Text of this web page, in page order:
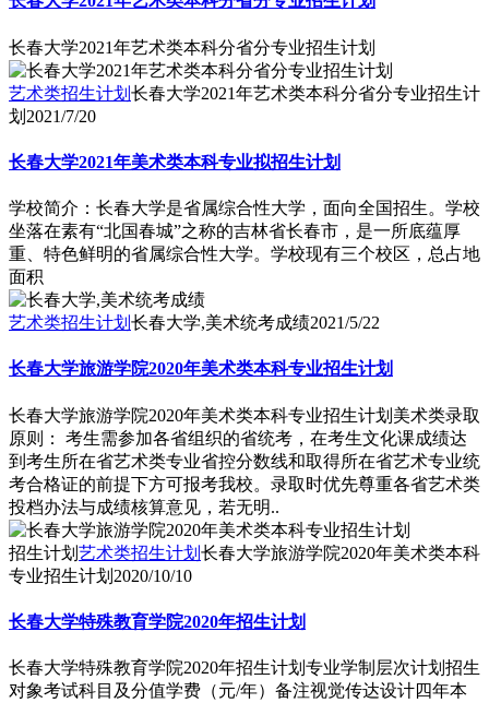
长春大学2021年艺术类本科分省分专业招生计划
艺术类招生计划 长春大学2021年艺术类本科分省分专业招生计
划 2021/7/20
长春大学2021年美术类本科专业拟招生计划
学校简介：长春大学是省属综合性大学，面向全国招生。学校
坐落在素有“北国春城”之称的吉林省长春市，是一所底蕴厚
重、特色鲜明的省属综合性大学。学校现有三个校区，总占地
面积
艺术类招生计划 长春大学,美术统考成绩2021/5/22
长春大学旅游学院2020年美术类本科专业招生计划
长春大学旅游学院2020年美术类本科专业招生计划美术类录取
原则： 考生需参加各省组织的省统考，在考生文化课成绩达
到考生所在省艺术类专业省控分数线和取得所在省艺术专业统
考合格证的前提下方可报考我校。录取时优先尊重各省艺术类
投档办法与成绩核算意见，若无明..
招生计划 艺术类招生计划 长春大学旅游学院2020年美术类本科
专业招生计划 2020/10/10
长春大学特殊教育学院2020年招生计划
长春大学特殊教育学院2020年招生计划专业学制层次计划招生
对象考试科目及分值学费（元/年）备注视觉传达设计四年本